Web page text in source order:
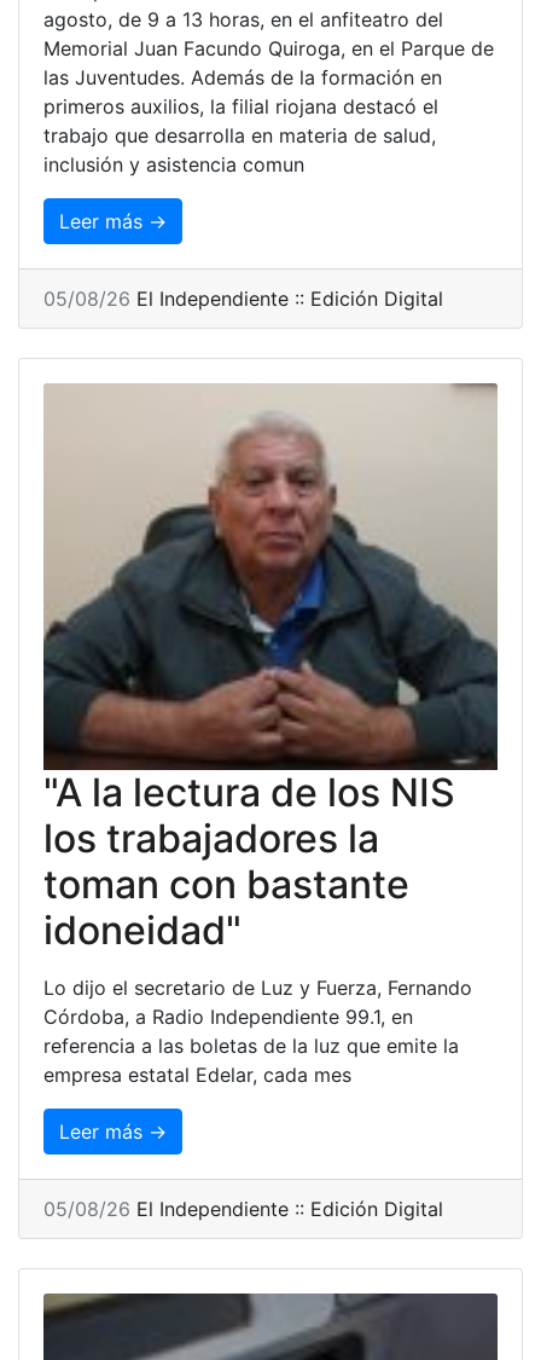
agosto, de 9 a 13 horas, en el anfiteatro del
Memorial Juan Facundo Quiroga, en el Parque de
las Juventudes. Además de la formación en
primeros auxilios, la filial riojana destacó el
trabajo que desarrolla en materia de salud,
inclusión y asistencia comun
Leer más →
05/08/26 El Independiente :: Edición Digital
"A la lectura de los NIS
los trabajadores la
toman con bastante
idoneidad"
Lo dijo el secretario de Luz y Fuerza, Fernando
Córdoba, a Radio Independiente 99.1, en
referencia a las boletas de la luz que emite la
empresa estatal Edelar, cada mes
Leer más →
05/08/26 El Independiente :: Edición Digital